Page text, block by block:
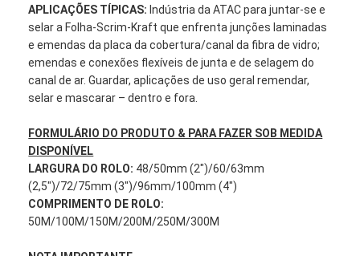
Casa
Produtos
APLICAÇÕES TÍPICAS: Indústria da ATAC para juntar-se e
selar a Folha-Scrim-Kraft que enfrenta junções laminadas
e emendas da placa da cobertura/canal da fibra de vidro;
emendas e conexões flexíveis de junta e de selagem do
canal de ar. Guardar, aplicações de uso geral remendar,
selar e mascarar – dentro e fora.
FORMULÁRIO DO PRODUTO & PARA FAZER SOB MEDIDA
DISPONÍVEL
LARGURA DO ROLO: 48/50mm (2")/60/63mm
(2,5")/72/75mm (3")/96mm/100mm (4")
COMPRIMENTO DE ROLO:
50M/100M/150M/200M/250M/300M